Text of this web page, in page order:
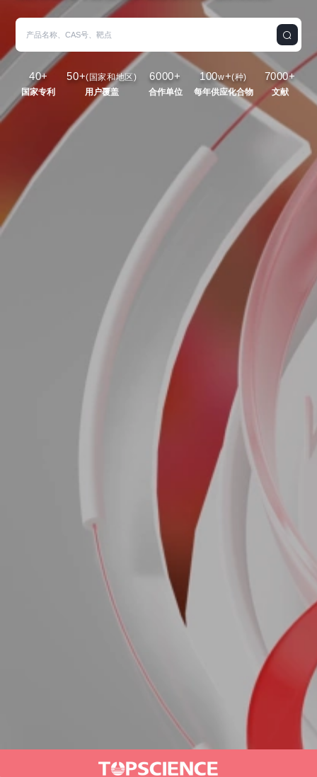
40+
国家专利
50+(国家和地区)
用户覆盖
6000+
合作单位
100w+(种)
每年供应化合物
7000+
文献